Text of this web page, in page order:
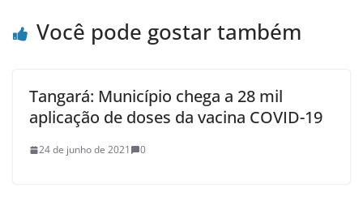
Você pode gostar também
Tangará: Município chega a 28 mil
aplicação de doses da vacina COVID-19
24 de junho de 2021 0